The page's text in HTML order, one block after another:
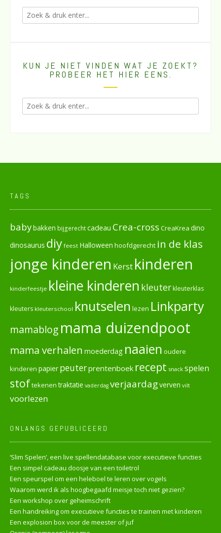
KUN JE NIET VINDEN WAT JE ZOEKT?
PROBEER HET HIER EENS.
TAGS
babybakken bijgerechtcadeau Crea-cross CreaKrea dino
dinosaurus diy feest Halloween hoofdgerecht in de klas
jonge kinderen Kerst kinderen
kinderfeestje kleine kinderen kleuterkleuterklas
kleuters kleuterschool knutselen lezen Linkparty
mamablog mama duizendpoot
mama verhalen moederdag naaien oudere
kinderen papier peuterprentenboek recept snack spelen
stoftekenen traktatie vaderdag verjaardagverven vilt
voorlezen
ONLANGS GEPUBLICEERD
‘Slim Spelen’, een live spellendatabase voor executieve functies
Een simpel cadeau doosje van een toiletrol
Een speurspel om een heleboel te leren over vogels
Waarom werd ik als hoogbegaafd meisje toch niet gezien?
Een workshop over geheimschrift
Een handreiking om executieve functies te trainen met kinderen
Een explosion box voor de meester of juf